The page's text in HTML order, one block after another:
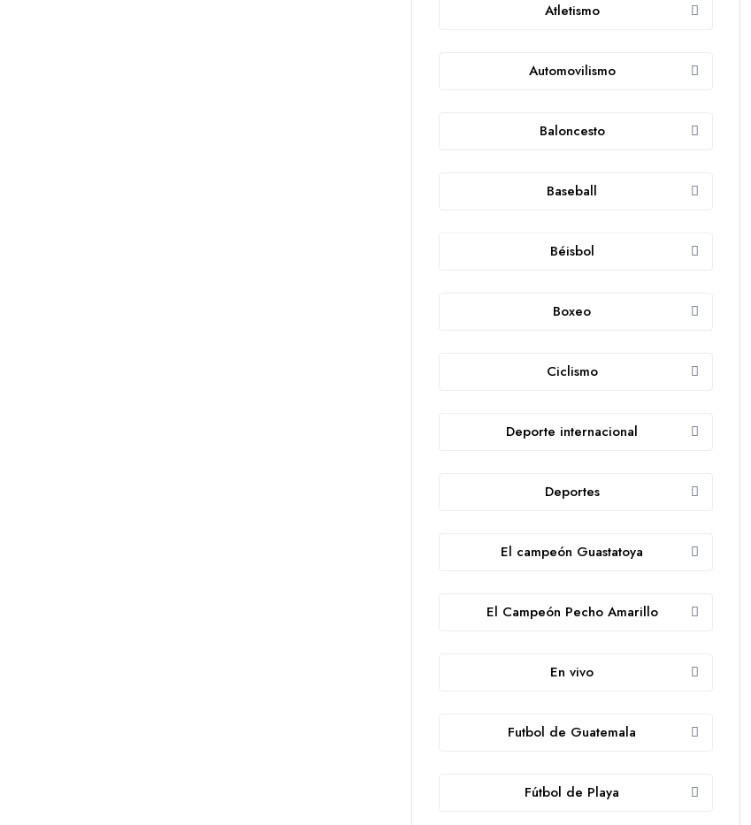
Atletismo
Automovilismo
Baloncesto
Baseball
Béisbol
Boxeo
Ciclismo
Deporte internacional
Deportes
El campeón Guastatoya
El Campeón Pecho Amarillo
En vivo
Futbol de Guatemala
Fútbol de Playa